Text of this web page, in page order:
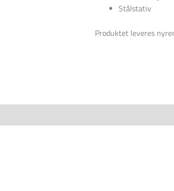
Stålstativ
Produktet leveres